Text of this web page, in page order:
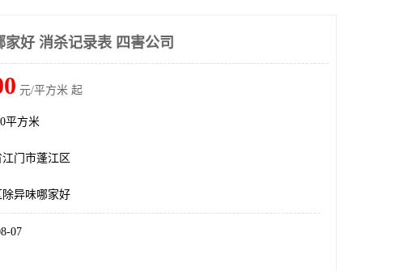
家好 消杀记录表 四害公司
元/平方米 起
平方米
江门市蓬江区
除异味哪家好
07